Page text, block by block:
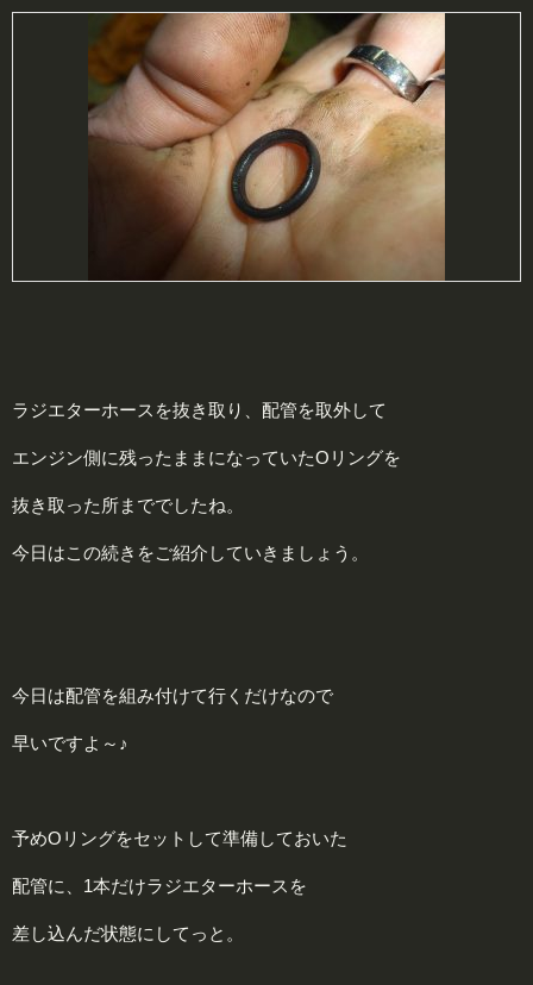
ラジエターホースを抜き取り、配管を取外して
エンジン側に残ったままになっていたOリングを
抜き取った所まででしたね。
今日はこの続きをご紹介していきましょう。
今日は配管を組み付けて行くだけなので
早いですよ～♪
予めOリングをセットして準備しておいた
配管に、1本だけラジエターホースを
差し込んだ状態にしてっと。